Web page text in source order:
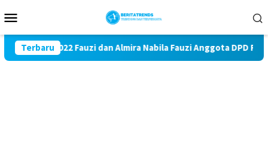
ke
Mobile
Terbaru
2017 – 2022 Fauzi dan Almira Nabila Fauzi Anggota DPD RI